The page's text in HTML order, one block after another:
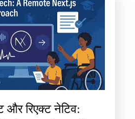
और रिएक्ट नेटिव: